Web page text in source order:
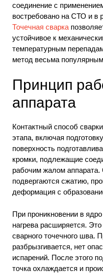
соединение с
востребовано на СТО и в
Точечная сварка
устойчивое к
температурным
метод весьма
Принцип
аппарата
Контактный способ
этапа, включая
поверхность
кромки, подлежащие
рабочим жалом аппарата.
подвергаются сжатию,
деформация с
При проникновении в ядро
нагрева расширяется.
сварного точечного шва.
разбрызгивается, нет
испарений. После этого
точка охлаждается и